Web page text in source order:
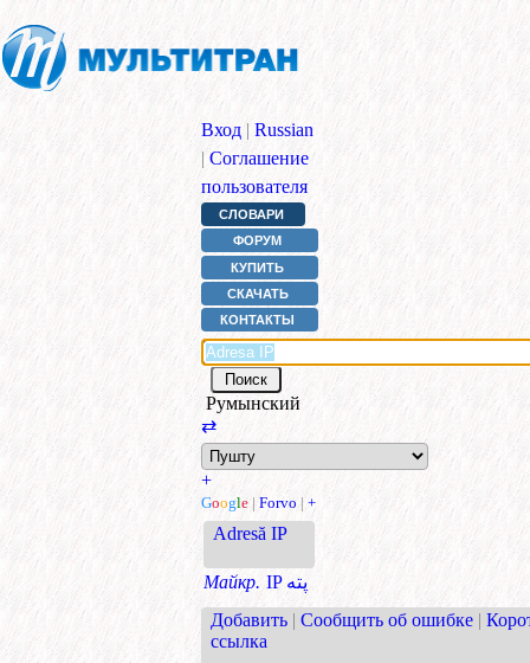
Вход | Russian
| Соглашение
пользователя
СЛОВАРИ
ФОРУМ
КУПИТЬ
СКАЧАТЬ
КОНТАКТЫ
Румынский
⇄
+
Google | Forvo | +
Adresă IP
Майкр.
IP پته
Добавить | Сообщить об ошибке |
ссылка